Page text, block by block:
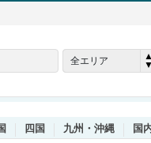
全エリア
四国 九州・沖縄 国